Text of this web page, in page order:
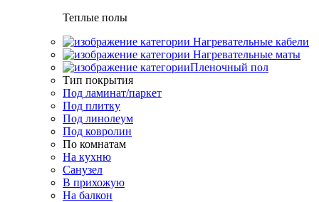
Теплые полы
Нагревательные кабели
Нагревательные маты
Пленочный пол
Тип покрытия
Под ламинат/паркет
Под плитку
Под линолеум
Под ковролин
По комнатам
На кухню
Санузел
В прихожую
На балкон